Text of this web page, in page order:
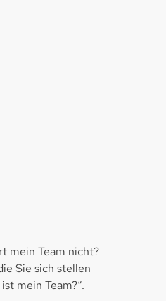
mein Team nicht?
Sie sich stellen
mein Team?“.